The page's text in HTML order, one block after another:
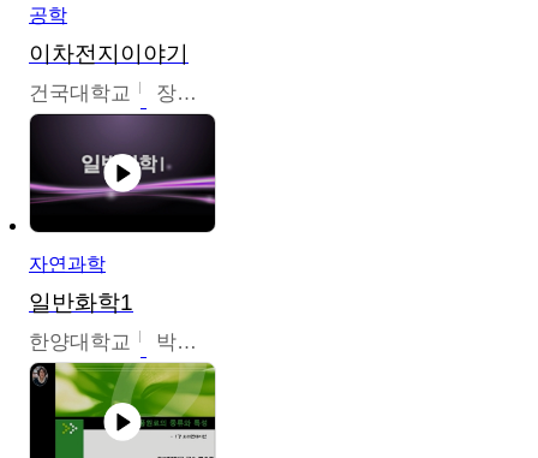
공학
이차전지이야기
건국대학교 장호현
자연과학
일반화학1
한양대학교 박경호